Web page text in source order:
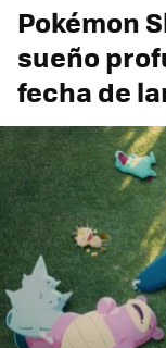
Pokémon
sueño
fecha de